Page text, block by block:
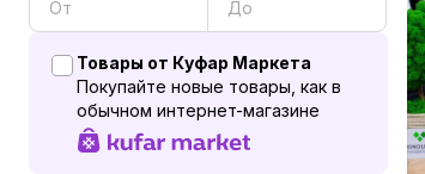
Товары от Куфар Маркета
Покупайте новые товары, как в
обычном интернет-магазине